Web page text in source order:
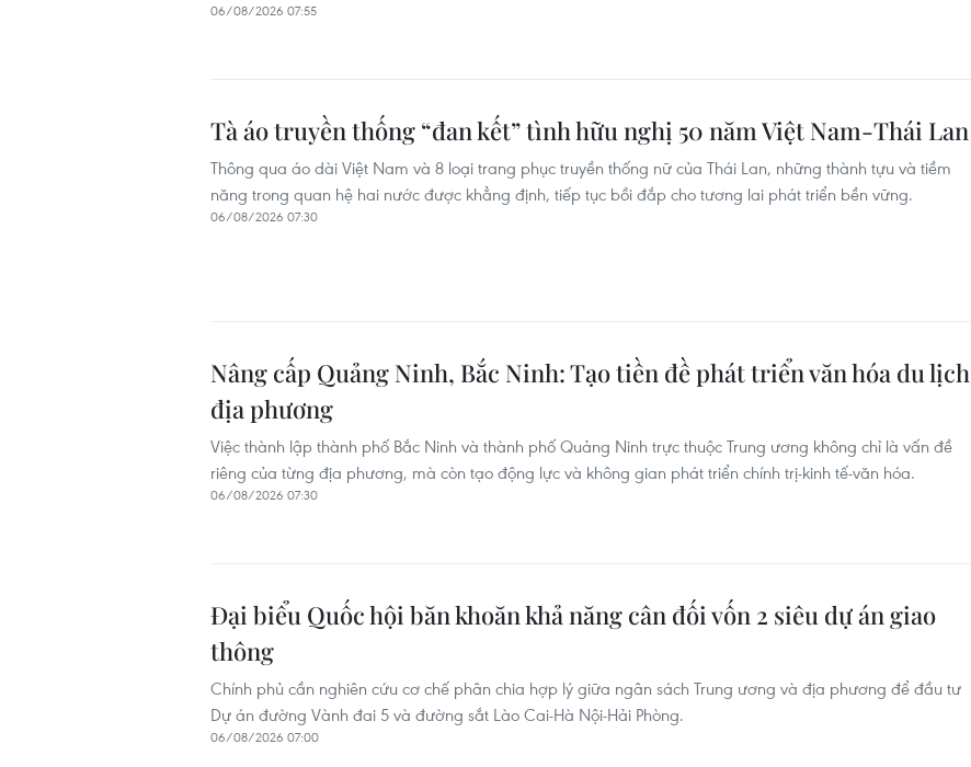
06/08/2026 07:55
Tà áo truyền thống “đan kết” tình hữu nghị 50 năm Việt Nam-Thái Lan
Thông qua áo dài Việt Nam và 8 loại trang phục truyền thống nữ của Thái Lan, những thành tựu và tiềm
năng trong quan hệ hai nước được khẳng định, tiếp tục bồi đắp cho tương lai phát triển bền vững.
06/08/2026 07:30
Nâng cấp Quảng Ninh, Bắc Ninh: Tạo tiền đề phát triển văn hóa du lịch
địa phương
Việc thành lập thành phố Bắc Ninh và thành phố Quảng Ninh trực thuộc Trung ương không chỉ là vấn đề
riêng của từng địa phương, mà còn tạo động lực và không gian phát triển chính trị-kinh tế-văn hóa.
06/08/2026 07:30
Đại biểu Quốc hội băn khoăn khả năng cân đối vốn 2 siêu dự án giao
thông
Chính phủ cần nghiên cứu cơ chế phân chia hợp lý giữa ngân sách Trung ương và địa phương để đầu tư
Dự án đường Vành đai 5 và đường sắt Lào Cai-Hà Nội-Hải Phòng.
06/08/2026 07:00